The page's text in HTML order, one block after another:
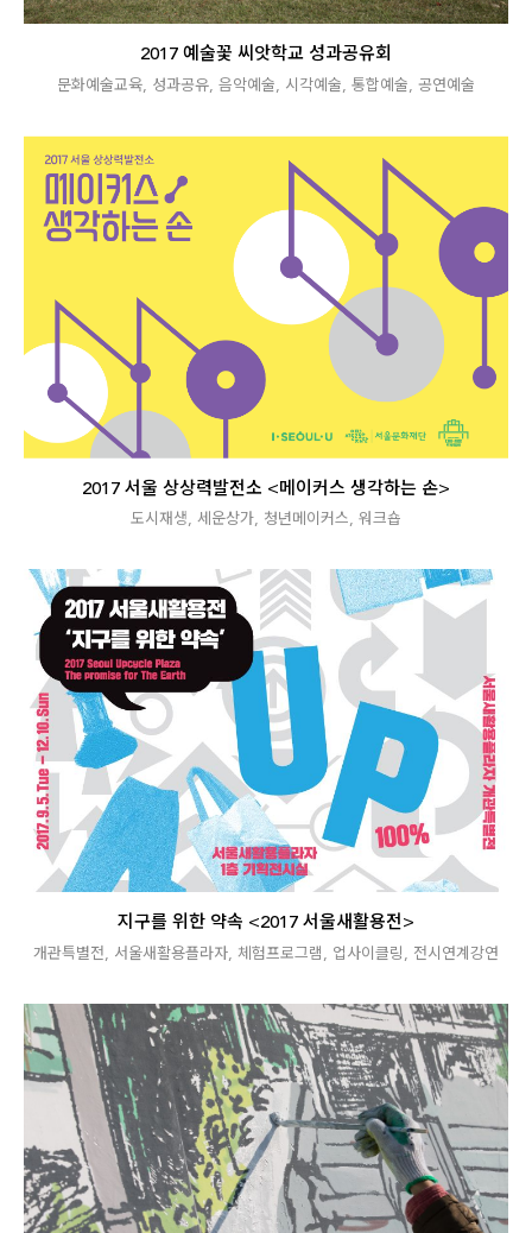
2017 예술꽃 씨앗학교 성과공유회
문화예술교육, 성과공유, 음악예술, 시각예술, 통합예술, 공연예술
2017 서울 상상력발전소 <메이커스 생각하는 손>
도시재생, 세운상가, 청년메이커스, 워크숍
지구를 위한 약속 <2017 서울새활용전>
개관특별전, 서울새활용플라자, 체험프로그램 , 업사이클링 , 전시연계강연